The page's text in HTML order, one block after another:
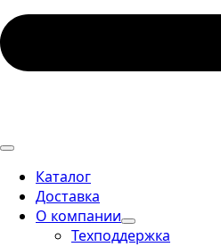
Каталог
Доставка
О компании
Техподдержка